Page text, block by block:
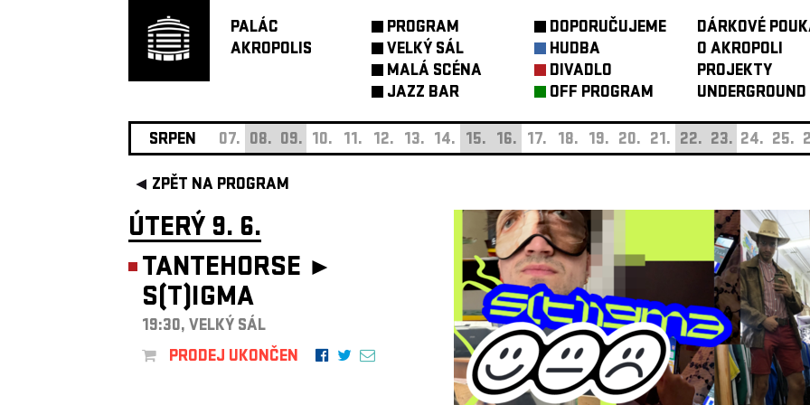
PALÁC
AKROPOLIS
PROGRAM
VELKÝ SÁL
MALÁ SCÉNA
JAZZ BAR
DOPORUČUJEME
HUDBA
DIVADLO
OFF PROGRAM
DÁRKOVÉ
O AKROPOLI
PROJEKTY
UNDERGROUND
SRPEN 07. 08. 09. 10. 11. 12. 13. 14. 15. 16. 17. 18. 19. 20. 21. 22. 23. 24. 25.
ZPĚT NA PROGRAM
ÚTERÝ 9. 6.
TANTEHORSE ►
S(T)IGMA
19:30, VELKÝ SÁL
PRODEJ UKONČEN